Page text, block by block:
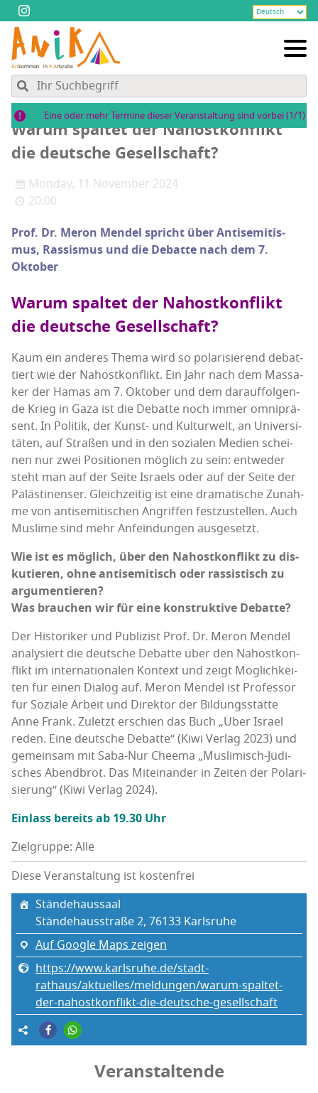
Eine oder mehr Termine dieser Veranstaltung sind vorbei (1/1)
War­um spal­tet der Nah­ost­kon­flikt
die deut­sche Gesellschaft?
Monday, 11 November 2024
20:00
Prof. Dr. Meron Men­del spricht über Anti­se­mi­tis­
mus, Ras­sis­mus und die Debat­te nach dem 7.
Oktober
War­um spal­tet der Nah­ost­kon­flikt
die deut­sche Gesellschaft?
Kaum ein ande­res The­ma wird so pola­ri­sie­rend debat­
tiert wie der Nah­ost­kon­flikt. Ein Jahr nach dem Mas­sa­
ker der Hamas am 7. Okto­ber und dem dar­auf­fol­gen­
de Krieg in Gaza ist die Debat­te noch immer omni­prä­
sent. In Poli­tik, der Kunst- und Kul­tur­welt, an Uni­ver­si­
tä­ten, auf Stra­ßen und in den sozia­len Medi­en schei­
nen nur zwei Posi­tio­nen mög­lich zu sein: ent­we­der
steht man auf der Sei­te Isra­els oder auf der Sei­te der
Paläs­ti­nen­ser. Gleich­zei­tig ist eine dra­ma­ti­sche Zunah­
me von anti­se­mi­ti­schen Angrif­fen fest­zu­stel­len. Auch
Mus­li­me sind mehr Anfein­dun­gen ausgesetzt.
Wie ist es mög­lich, über den Nah­ost­kon­flikt zu dis­
ku­tie­ren, ohne anti­se­mi­tisch oder ras­sis­tisch zu
argumentieren?
Was brau­chen wir für eine kon­struk­ti­ve Debatte?
Der His­to­ri­ker und Publi­zist Prof. Dr. Meron Men­del
ana­ly­siert die deut­sche Debat­te über den Nah­ost­kon­
flikt im inter­na­tio­na­len Kon­text und zeigt Mög­lich­kei­
ten für einen Dia­log auf. Meron Men­del ist Pro­fes­sor
für Sozia­le Arbeit und Direk­tor der Bil­dungs­stät­te
Anne Frank. Zuletzt erschien das Buch „Über Isra­el
reden. Eine deut­sche Debat­te“ (Kiwi Ver­lag 2023) und
gemein­sam mit Saba-Nur Che­ema „Mus­li­misch-Jüdi­
sches Abend­brot. Das Mit­ein­an­der in Zei­ten der Pola­ri­
sie­rung“ (Kiwi Ver­lag 2024).
Ein­lass bereits ab 19.30 Uhr
Zielgruppe: Alle
Diese Veranstaltung ist kostenfrei
Stän­de­haus­saal
Stän­de­haus­stra­ße 2, 76133 Karls­ru­he
Auf Google Maps zeigen
https://www.karlsruhe.de/stadt-
rathaus/aktuelles/meldungen/warum-spaltet-
der-nahostkonflikt-die-deutsche-gesellschaft
Veranstaltende